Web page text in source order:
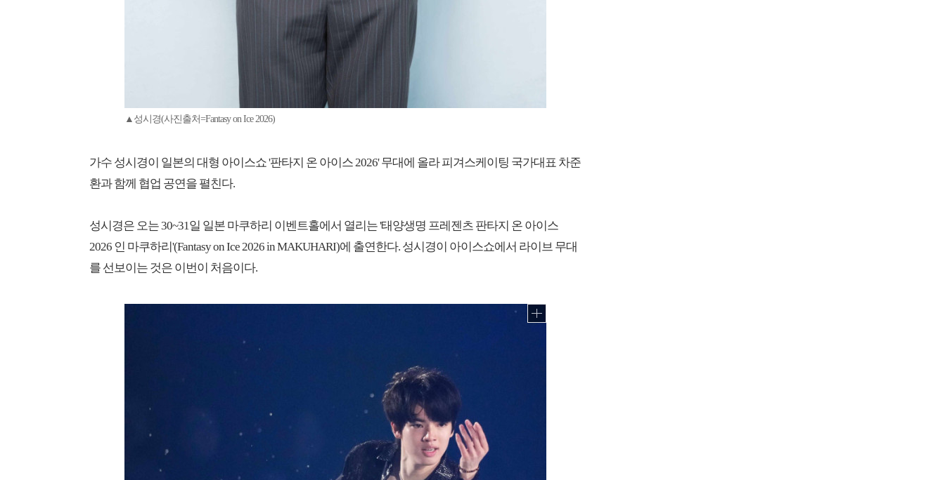
▲성시경(사진출처=Fantasy on Ice 2026)
가수 성시경이 일본의 대형 아이스쇼 '판타지 온 아이스 2026' 무대에 올라 피겨스케이팅 국가대표 차준
환과 함께 협업 공연을 펼친다.
성시경은 오는 30~31일 일본 마쿠하리 이벤트홀에서 열리는 '태양생명 프레젠츠 판타지 온 아이스
2026 인 마쿠하리'(Fantasy on Ice 2026 in MAKUHARI)에 출연한다. 성시경이 아이스쇼에서 라이브 무대
를 선보이는 것은 이번이 처음이다.